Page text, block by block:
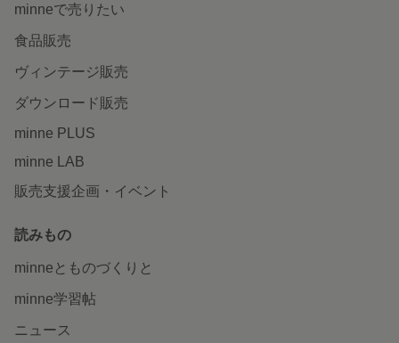
minneで売りたい
食品販売
ヴィンテージ販売
ダウンロード販売
minne PLUS
minne LAB
販売支援企画・イベント
読みもの
minneとものづくりと
minne学習帖
ニュース